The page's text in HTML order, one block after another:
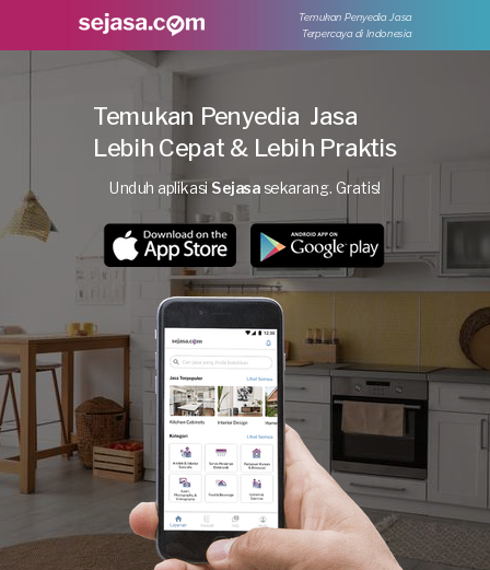
Temukan Penyedia Jasa
Terpercaya di Indonesia
Temukan Penyedia Jasa
Lebih Cepat & Lebih Praktis
Unduh aplikasi Sejasasekarang. Gratis!